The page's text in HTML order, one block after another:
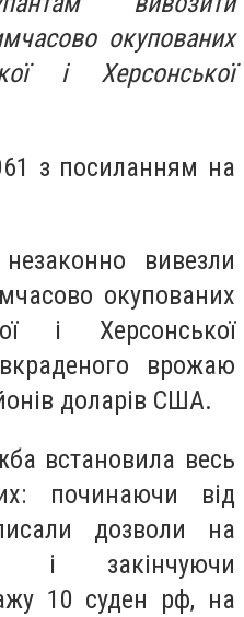
окупованих
і Херсонської
з посиланням на
вивезли
окупованих
і Херсонської
врожаю
доларів США.
встановила весь
починаючи від
дозволи на
і закінчуючи
10 суден рф, на